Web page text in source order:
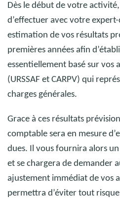
Dès le début de votre
d’effectuer avec votre
estimation de vos résultats
premières années afin
essentiellement basé sur vos
(URSSAF et CARPV) qui
charges générales.
Grace à ces résultats
comptable sera en mesure
dues. Il vous fournira alors
et se chargera de demander
ajustement immédiat de vos
permettra d’éviter tout